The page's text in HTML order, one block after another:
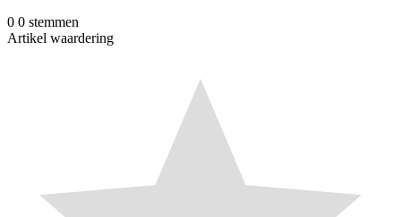
0 0 stemmen
Artikel waardering